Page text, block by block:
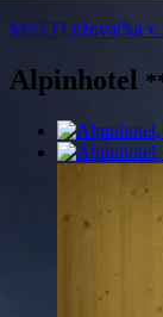
MSTTLyžovačka v
Alpinhotel